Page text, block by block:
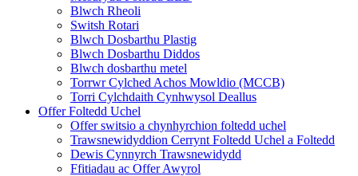
Blwch Rheoli
Switsh Rotari
Blwch Dosbarthu Plastig
Blwch Dosbarthu Diddos
Blwch dosbarthu metel
Torrwr Cylched Achos Mowldio (MCCB)
Torri Cylchdaith Cynhwysol Deallus
Offer Foltedd Uchel
Offer switsio a chynhyrchion foltedd uchel
Trawsnewidyddion Cerrynt Foltedd Uchel a Foltedd
Dewis Cynnyrch Trawsnewidydd
Ffitiadau ac Offer Awyrol